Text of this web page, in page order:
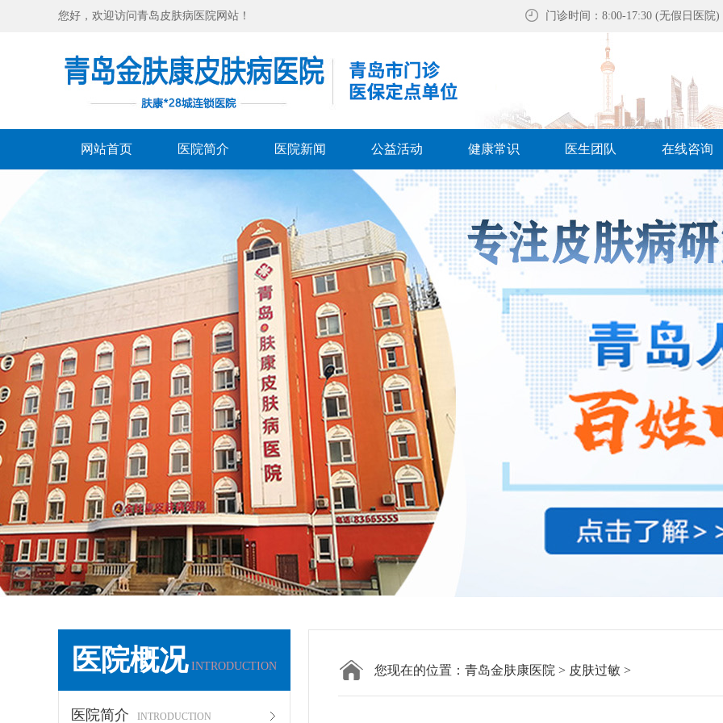
您好，欢迎访问青岛皮肤病医院网站！ 门诊时间：8:00-17:30 (无假日医院)
网站首页 医院简介 医院新闻 公益活动 健康常识 医生团队 在线咨询
医院概况 INTRODUCTION
医院简介 INTRODUCTION
您现在的位置： 青岛金肤康医院 > 皮肤过敏 >